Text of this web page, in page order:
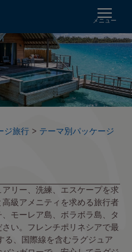
メニュー
ジ旅行
テーマ別パッケージ
リー、洗練、エスケープを求
級アメニティを求める旅行者
モーレア島、ボラボラ島、タ
い。フレンチポリネシアで最
る、国際線を含むラグジュア